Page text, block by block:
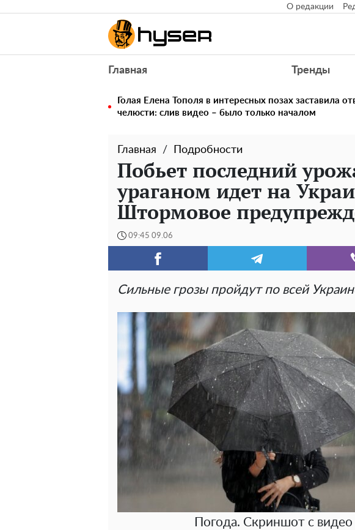
О редакции
Главная Тренды
Голая Елена Тополя в интересных позах заставила
челюсти: слив видео – было только началом
Главная Подробности
Побьет последний
ураганом идет на
Штормовое
09:45 09.06
Сильные грозы пройдут по всей
Погода. Скриншот с